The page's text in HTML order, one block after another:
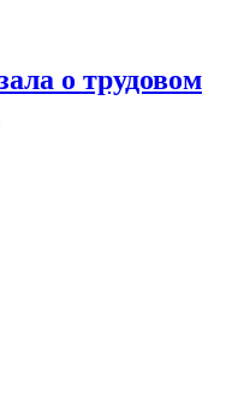
о трудовом